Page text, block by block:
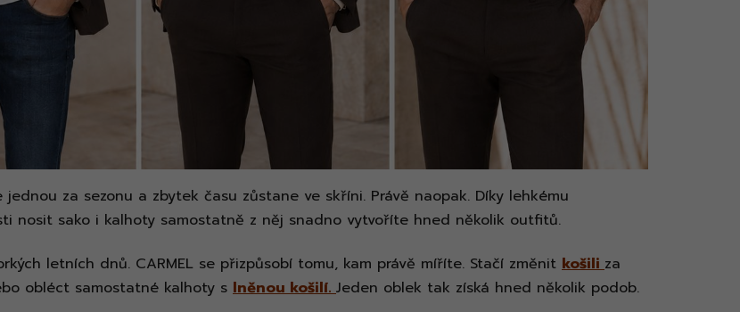
za sezonu a zbytek času zůstane ve skříni. Právě naopak. Díky lehkému
nosit sako i kalhoty samostatně z něj snadno vytvoříte hned několik outfitů.
letních dnů. CARMEL se přizpůsobí tomu, kam právě míříte. Stačí změnit košiliza
obléct samostatné kalhoty s lněnou košilí.Jeden oblek tak získá hned několik podob.